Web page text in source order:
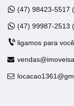
(47) 98423-5517
(47) 99987-2513
ligamos para você